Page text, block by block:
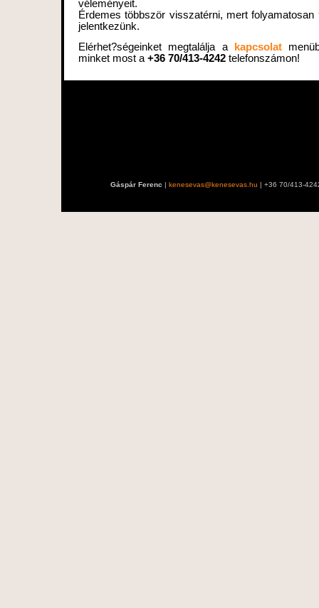
véleményeit.
Érdemes többször visszatérni, mert folyamatosan
jelentkezünk.
Elérhet?ségeinket megtalálja a
kapcsolat
minket most a +36 70/413-4242 telefonszámon!
Gáspár Ferenc | kenesevas@kenesevas.hu | +36 70/413-